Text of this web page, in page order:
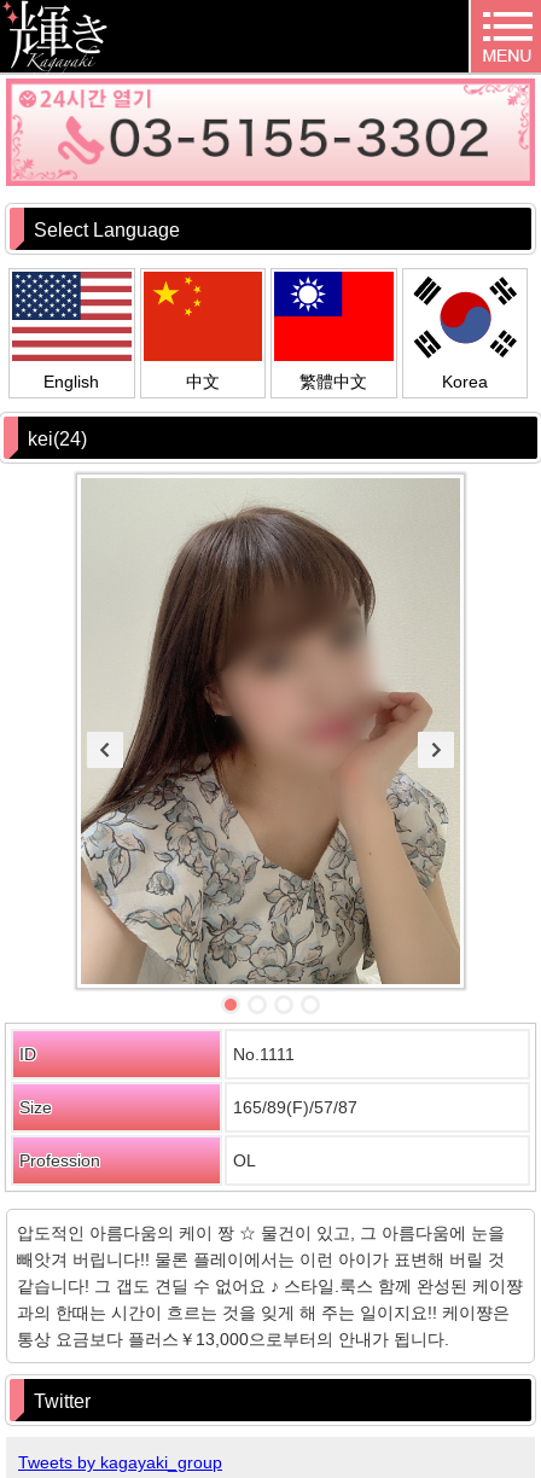
Select Language
English 中文 繁體中文 Korea
kei(24)
ID No.1111
Size 165/89(F)/57/87
Profession OL
압도적인 아름다움의 케이 짱 ☆ 물건이 있고, 그 아름다움에 눈을
빼앗겨 버립니다!! 물론 플레이에서는 이런 아이가 표변해 버릴 것
같습니다! 그 갭도 견딜 수 없어요 ♪ 스타일.룩스 함께 완성된 케이쨩
과의 한때는 시간이 흐르는 것을 잊게 해 주는 일이지요!! 케이쨩은
통상 요금보다 플러스￥13,000으로부터의 안내가 됩니다.
Twitter
Tweets by kagayaki_group